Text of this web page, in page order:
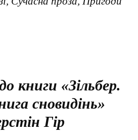
книги «Зільбер.
сновидінь»
Гір